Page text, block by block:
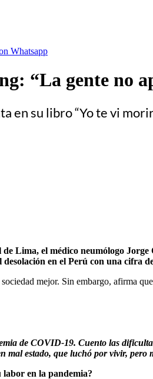
“La gente no
en su libro “Yo te vi
Lima, el médico neumólogo
en el Perú con una cifra
mejor. Sin embargo, afirma
de COVID-19. Cuento las
mal estado, que luchó por vivir, pero
en la pandemia?